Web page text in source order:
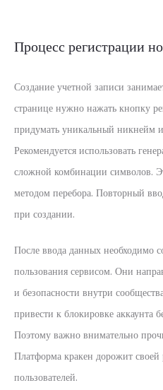
Процесс регистрации
Создание учетной записи
странице нужно нажать кнопку
придумать уникальный никнейм
Рекомендуется использовать
сложной комбинации символов.
методом перебора. Повторный
при создании.
После ввода данных необходимо
пользования сервисом. Они
и безопасности внутри
привести к блокировке аккаунта
Поэтому важно внимательно
Платформа кракен дорожит своей
пользователей.